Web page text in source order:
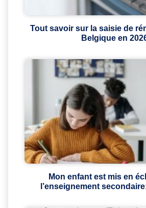
Tout savoir sur la saisie de
Belgique en
Mon enfant est mis en
l’enseignement